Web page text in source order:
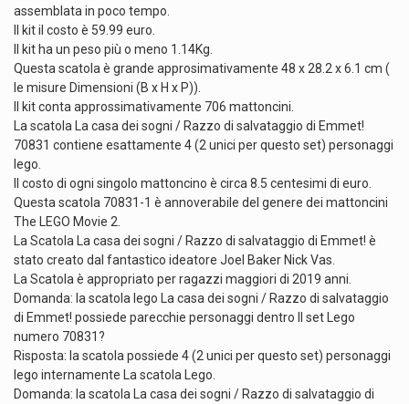
assemblata in poco tempo.
Il kit il costo è 59.99 euro.
Il kit ha un peso più o meno 1.14Kg.
Questa scatola è grande approsimativamente 48 x 28.2 x 6.1 cm (
le misure Dimensioni (B x H x P)).
Il kit conta approssimativamente 706 mattoncini.
La scatola La casa dei sogni / Razzo di salvataggio di Emmet!
70831 contiene esattamente 4 (2 unici per questo set) personaggi
lego.
Il costo di ogni singolo mattoncino è circa 8.5 centesimi di euro.
Questa scatola 70831-1 è annoverabile del genere dei mattoncini
The LEGO Movie 2.
La Scatola La casa dei sogni / Razzo di salvataggio di Emmet! è
stato creato dal fantastico ideatore Joel Baker Nick Vas.
La Scatola è appropriato per ragazzi maggiori di 2019 anni.
Domanda: la scatola lego La casa dei sogni / Razzo di salvataggio
di Emmet! possiede parecchie personaggi dentro Il set Lego
numero 70831?
Risposta: la scatola possiede 4 (2 unici per questo set) personaggi
lego internamente La scatola Lego.
Domanda: la scatola La casa dei sogni / Razzo di salvataggio di